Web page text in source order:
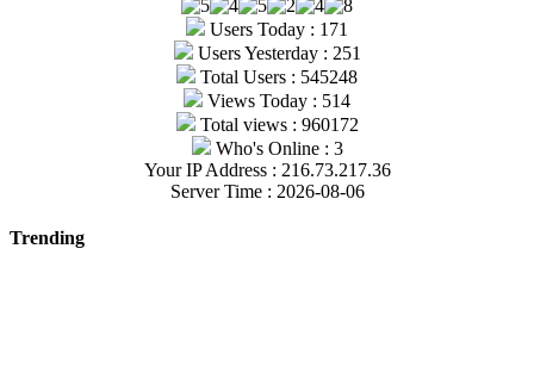
Users Today : 171
Users Yesterday : 251
Total Users : 545248
Views Today : 514
Total views : 960172
Who's Online : 3
Your IP Address : 216.73.217.36
Server Time : 2026-08-06
Trending